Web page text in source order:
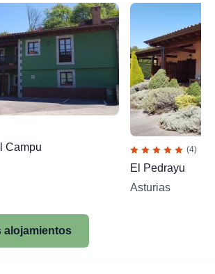
Campu
(4)
El Pedrayu
Asturias
alojamientos